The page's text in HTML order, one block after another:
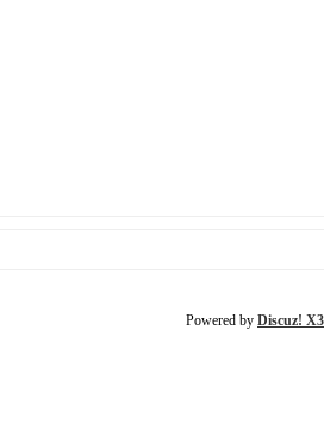
Powered by Discuz!